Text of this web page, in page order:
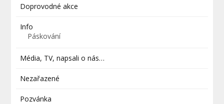
Doprovodné akce
Info
Páskování
Média, TV, napsali o nás…
Nezařazené
Pozvánka